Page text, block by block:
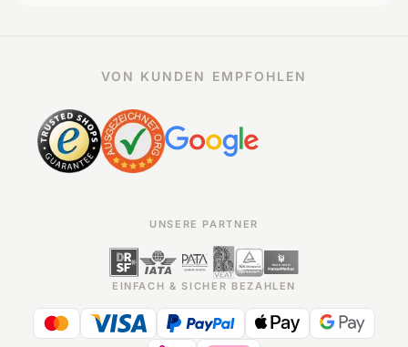
VON KUNDEN EMPFOHLEN
UNSERE PARTNER
EINFACH & SICHER BEZAHLEN